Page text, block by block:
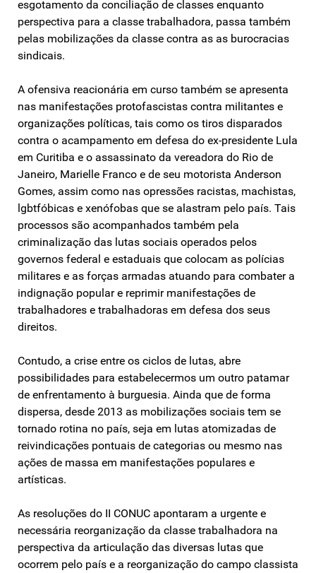
esgotamento da conciliação de classes enquanto
perspectiva para a classe trabalhadora, passa também
pelas mobilizações da classe contra as as burocracias
sindicais.
A ofensiva reacionária em curso também se apresenta
nas manifestações protofascistas contra militantes e
organizações políticas, tais como os tiros disparados
contra o acampamento em defesa do ex-presidente Lula
em Curitiba e o assassinato da vereadora do Rio de
Janeiro, Marielle Franco e de seu motorista Anderson
Gomes, assim como nas opressões racistas, machistas,
lgbtfóbicas e xenófobas que se alastram pelo país. Tais
processos são acompanhados também pela
criminalização das lutas sociais operados pelos
governos federal e estaduais que colocam as polícias
militares e as forças armadas atuando para combater a
indignação popular e reprimir manifestações de
trabalhadores e trabalhadoras em defesa dos seus
direitos.
Contudo, a crise entre os ciclos de lutas, abre
possibilidades para estabelecermos um outro patamar
de enfrentamento à burguesia. Ainda que de forma
dispersa, desde 2013 as mobilizações sociais tem se
tornado rotina no país, seja em lutas atomizadas de
reivindicações pontuais de categorias ou mesmo nas
ações de massa em manifestações populares e
artísticas.
As resoluções do II CONUC apontaram a urgente e
necessária reorganização da classe trabalhadora na
perspectiva da articulação das diversas lutas que
ocorrem pelo país e a reorganização do campo classista